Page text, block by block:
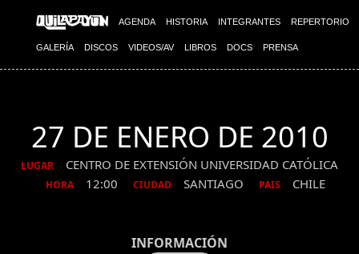
AGENDA HISTORIA INTEGRANTES REPERTORIO
GALERÍA DISCOS VIDEOS/AV LIBROS DOCS PRENSA
27 DE ENERO DE 2010
LUGAR CENTRO DE EXTENSIÓN UNIVERSIDAD CATÓLICA
HORA 12:00 CIUDAD SANTIAGO PAIS CHILE
INFORMACIÓN